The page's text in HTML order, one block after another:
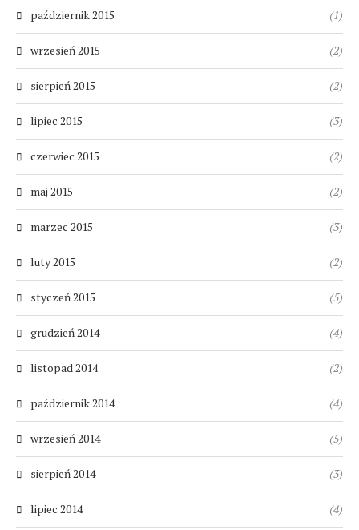
październik 2015 (1)
wrzesień 2015 (2)
sierpień 2015 (2)
lipiec 2015 (3)
czerwiec 2015 (2)
maj 2015 (2)
marzec 2015 (3)
luty 2015 (2)
styczeń 2015 (5)
grudzień 2014 (4)
listopad 2014 (2)
październik 2014 (4)
wrzesień 2014 (5)
sierpień 2014 (3)
lipiec 2014 (4)